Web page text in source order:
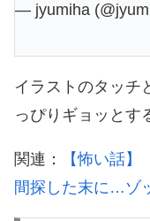
— jyumiha
イラストのタッチ
っぴりギョッとす
関連：
【怖い話
間探した末に…ゾ